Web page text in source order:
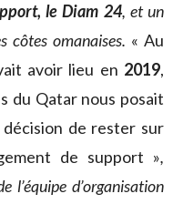
le Diam 24, et un
côtes omanaises. « Au
avoir lieu en 2019,
du Qatar nous posait
décision de rester sur
de support »,
l’équipe d’organisation